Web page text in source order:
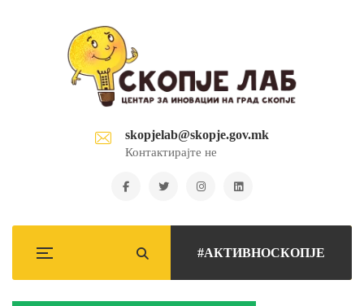
skopjelab@skopje.gov.mk
Контактирајте не
#АКТИВНОСКОПЈЕ